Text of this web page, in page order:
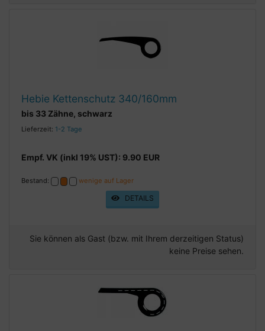
Hebie Kettenschutz 340/160mm
bis 33 Zähne, schwarz
Lieferzeit: 1-2 Tage
Empf. VK (inkl 19% UST): 9.90 EUR
Bestand: wenige auf Lager
DETAILS
Sie können als Gast (bzw. mit Ihrem derzeitigen Status)
keine Preise sehen.